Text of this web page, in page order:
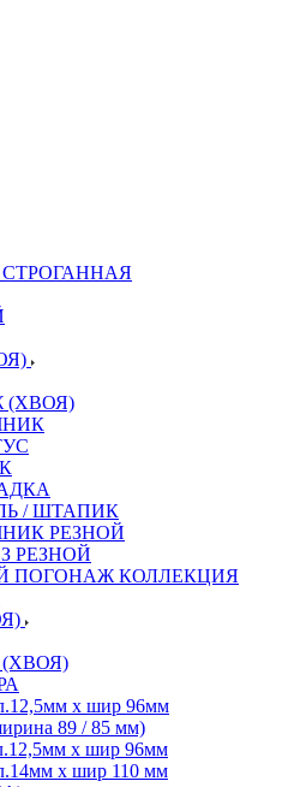
(ХВОЯ)
/ ШТАПИК
РЕЗНОЙ
РЕЗНОЙ
ПОГОНАЖ КОЛЛЕКЦИЯ
х шир 96мм
89 / 85 мм)
х шир 96мм
х шир 110 мм